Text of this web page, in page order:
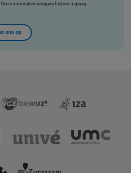
innovatiemanagers helpen u graag.
ons op